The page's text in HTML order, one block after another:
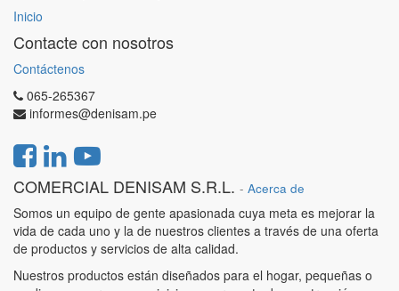
Inicio
Contacte con nosotros
Contáctenos
065-265367
informes@denisam.pe
COMERCIAL DENISAM S.R.L. - Acerca de
Somos un equipo de gente apasionada cuya meta es mejorar la
vida de cada uno y la de nuestros clientes a través de una oferta
de productos y servicios de alta calidad.
Nuestros productos están diseñados para el hogar, pequeñas o